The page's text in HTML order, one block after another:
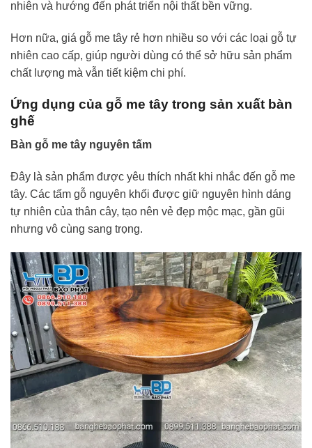
nhiên và hướng đến phát triển nội thất bền vững.
Hơn nữa, giá gỗ me tây rẻ hơn nhiều so với các loại gỗ tự
nhiên cao cấp, giúp người dùng có thể sở hữu sản phẩm
chất lượng mà vẫn tiết kiệm chi phí.
Ứng dụng của gỗ me tây trong sản xuất bàn
ghế
Bàn gỗ me tây nguyên tấm
Đây là sản phẩm được yêu thích nhất khi nhắc đến gỗ me
tây. Các tấm gỗ nguyên khối được giữ nguyên hình dáng
tự nhiên của thân cây, tạo nên vẻ đẹp mộc mạc, gần gũi
nhưng vô cùng sang trọng.